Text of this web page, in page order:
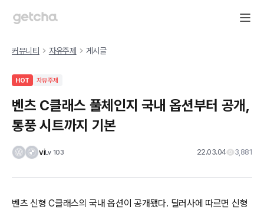
커뮤니티 자유주제 게시글
HOT 자유주제
벤츠 C클래스 풀체인지 국내 옵션부터 공개,
통풍 시트까지 기본
viLv 103 22.03.04 3,881
벤츠 신형 C클래스의 국내 옵션이 공개됐다. 딜러사에 따르면 신형